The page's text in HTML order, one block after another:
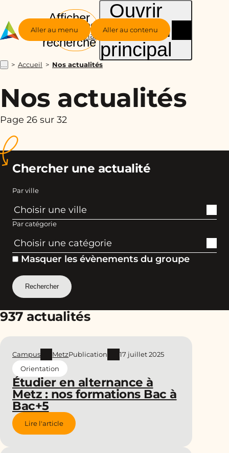
Aller au menu Aller au contenu
Groupe
Alternance
Afficher
la
recherche
Ouvrir
le menu
principal
... Accueil Nos actualités
Nos actualités
Page 26 sur 32
Chercher une actualité
Par ville
Par catégorie
Masquer les évènements du groupe
937 actualités
Étudier en alternance à
Metz : nos formations Bac à
Bac+5
Campus MetzPublication
17 juillet 2025
Orientation
Lire l'article